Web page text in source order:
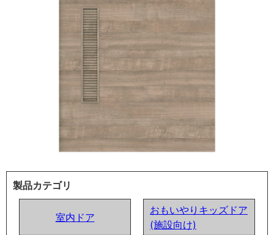
製品カテゴリ
室内ドア
おもいやりキッズドア
(施設向け)